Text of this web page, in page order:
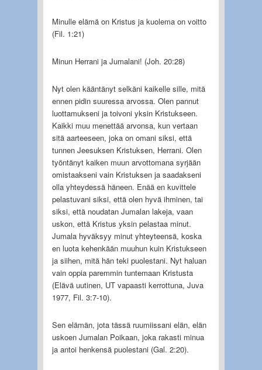
Minulle elämä on Kristus ja kuolema on voitto
(Fil. 1:21)
Minun Herrani ja Jumalani! (Joh. 20:28)
Nyt olen kääntänyt selkäni kaikelle sille, mitä
ennen pidin suuressa arvossa. Olen pannut
luottamukseni ja toivoni yksin Kristukseen.
Kaikki muu menettää arvonsa, kun vertaan
sitä aarteeseen, joka on omani siksi, että
tunnen Jeesuksen Kristuksen, Herrani. Olen
työntänyt kaiken muun arvottomana syrjään
omistaakseni vain Kristuksen ja saadakseni
olla yhteydessä häneen. Enää en kuvittele
pelastuvani siksi, että olen hyvä ihminen, tai
siksi, että noudatan Jumalan lakeja, vaan
uskon, että Kristus yksin pelastaa minut.
Jumala hyväksyy minut yhteyteensä, koska
en luota kehenkään muuhun kuin Kristukseen
ja siihen, mitä hän teki puolestani. Nyt haluan
vain oppia paremmin tuntemaan Kristusta
(Elävä uutinen, UT vapaasti kerrottuna, Juva
1977, Fil. 3:7-10).
Sen elämän, jota tässä ruumiissani elän, elän
uskoen Jumalan Poikaan, joka rakasti minua
ja antoi henkensä puolestani (Gal. 2:20).